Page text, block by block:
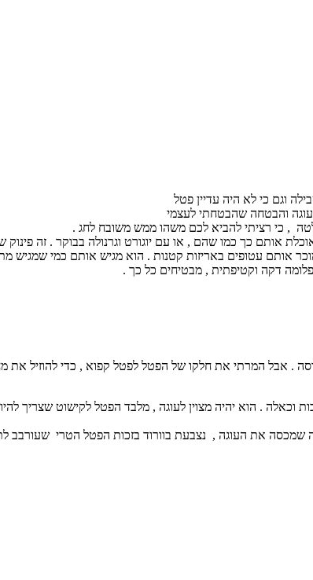
וגם כי לא היה עדיין פטל
והבטחה שהבטחתי לעצמי
, כי רציתי להביא לכם משהו ממש משובח לחג .
אותם כך כמו שהם , או עם יוגורט וגרנולה בבוקר . זה
אותם עטופים באריזות קטנות . הוא מגיש אותם כמי שמגיש
דקה וקטיפתית , מבטיחים כל כך .
שמכסה את העוגה , נצבעת בוורוד בזכות הפטל הטרי שעורבב